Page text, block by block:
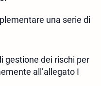
una serie di
gestione dei rischi per
all’allegato I